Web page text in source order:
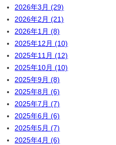
2026年3月 (29)
2026年2月 (21)
2026年1月 (8)
2025年12月 (10)
2025年11月 (12)
2025年10月 (10)
2025年9月 (8)
2025年8月 (6)
2025年7月 (7)
2025年6月 (6)
2025年5月 (7)
2025年4月 (6)